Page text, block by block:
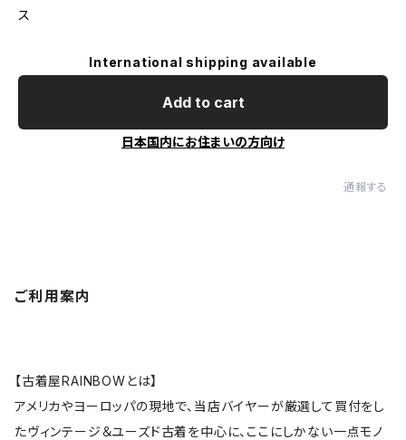
ス
International shipping available
Add to cart
日本国内にお住まいの方向け
通報する
ご利用案内
【古着屋RAINBOWとは】
アメリカやヨーロッパの現地で、当店バイヤーが厳選して買付をし
たヴィンテージ＆ユーズド古着を中心に、ここにしかない一点モノ